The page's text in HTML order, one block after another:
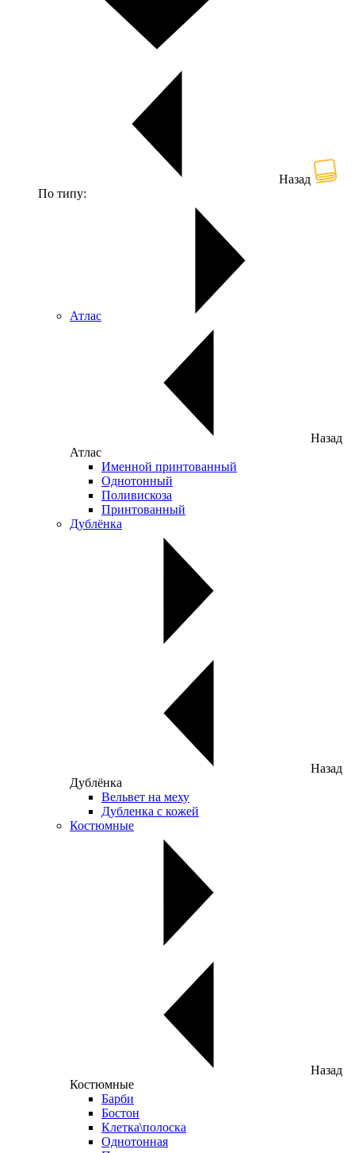
Назад
По типу:
Атлас
Назад
Атлас
Именной принтованный
Однотонный
Поливискоза
Принтованный
Дублёнка
Назад
Дублёнка
Вельвет на меху
Дубленка с кожей
Костюмные
Назад
Костюмные
Барби
Бостон
Клетка\полоска
Однотонная